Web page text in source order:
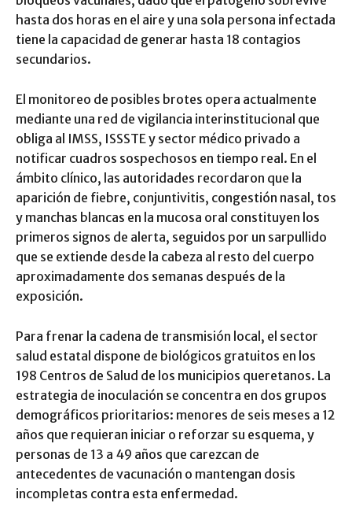
hasta dos horas en el aire y una sola persona infectada
tiene la capacidad de generar hasta 18 contagios
secundarios.
El monitoreo de posibles brotes opera actualmente
mediante una red de vigilancia interinstitucional que
obliga al IMSS, ISSSTE y sector médico privado a
notificar cuadros sospechosos en tiempo real. En el
ámbito clínico, las autoridades recordaron que la
aparición de fiebre, conjuntivitis, congestión nasal, tos
y manchas blancas en la mucosa oral constituyen los
primeros signos de alerta, seguidos por un sarpullido
que se extiende desde la cabeza al resto del cuerpo
aproximadamente dos semanas después de la
exposición.
Para frenar la cadena de transmisión local, el sector
salud estatal dispone de biológicos gratuitos en los
198 Centros de Salud de los municipios queretanos. La
estrategia de inoculación se concentra en dos grupos
demográficos prioritarios: menores de seis meses a 12
años que requieran iniciar o reforzar su esquema, y
personas de 13 a 49 años que carezcan de
antecedentes de vacunación o mantengan dosis
incompletas contra esta enfermedad.